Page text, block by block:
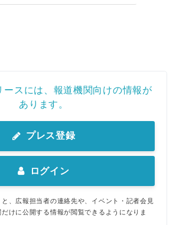
ースには、報道機関向けの情報が
あります。
プレス登録
ログイン
、広報担当者の連絡先や、イベント・記者会見
けに公開する情報が閲覧できるようになりま